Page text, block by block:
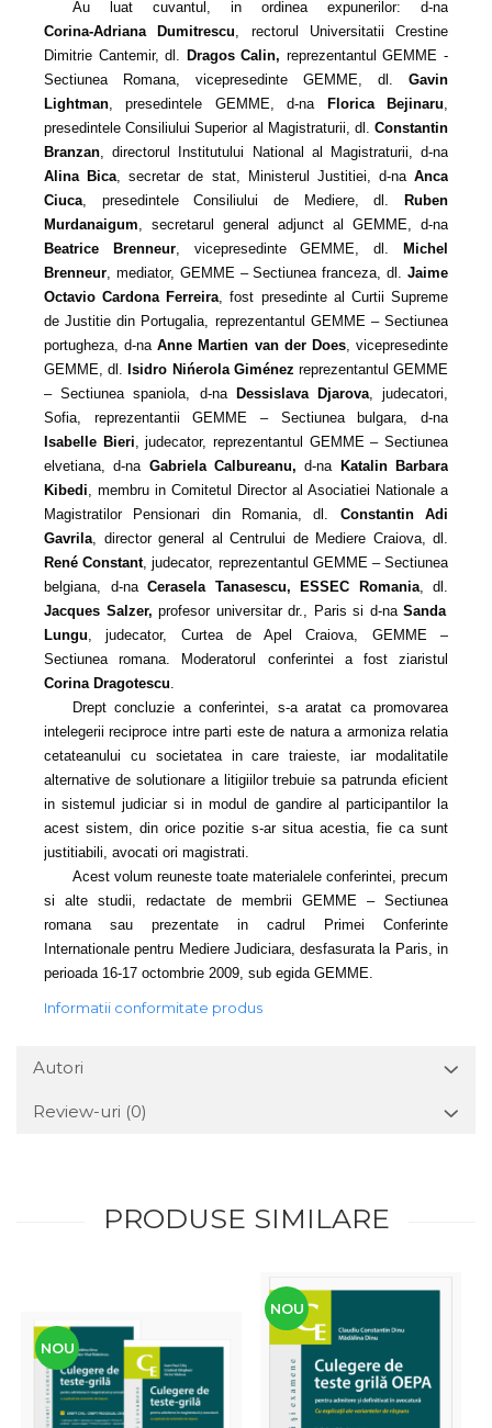
Au luat cuvantul, in ordinea expunerilor: d‑na
Corina‑Adriana Dumitrescu , rectorul Universitatii Crestine
Dimitrie Cantemir, dl.
Dragos Calin, reprezentantul GEMME ‑
Sectiunea Romana, vicepresedinte GEMME, dl. Gavin
Lightman , presedintele GEMME, d‑na Florica Bejinaru
presedintele Consiliului Superior al Magistraturii, dl. Constantin
Branzan , directorul Institutului National al Magistraturii, d‑na
Alina Bica , secretar de stat, Ministerul Justitiei, d‑na Anca
Ciuca , presedintele Consiliului de Mediere, dl.
Ruben
Murdanaigum , secretarul general adjunct al GEMME, d‑na
Beatrice Brenneur, vicepresedinte GEMME, dl.
Michel
Brenneur , mediator, GEMME – Sectiunea franceza, dl.
Jaime
Octavio Cardona Ferreira
fost presedinte al Curtii Supreme
de Justitie din Portugalia, reprezentantul GEMME – Sectiunea
portugheza, d‑naAnne Martien van der Does, vicepresedinte
GEMME, dl.
Isidro Nińerola Giménez reprezentantul GEMME
– Sectiunea spaniola, d‑na
Dessislava Djarova, judecatori,
Sofia, reprezentantii GEMME – Sectiunea bulgara, d‑na
Isabelle Bieri , judecator, reprezentantul GEMME – Sectiunea
elvetiana, d‑na Gabriela Calbureanu,d‑na
Katalin Barbara
Kibedi , membru in Comitetul Director al Asociatiei Nationale a
Magistratilor Pensionari din Romania, dl. Constantin Adi
Gavrila , director general al Centrului de Mediere Craiova, dl.
René Constant, judecator, reprezentantul GEMME – Sectiunea
belgiana, d‑na Cerasela Tanasescu, ESSEC Romania, dl.
Jacques Salzer,profesor universitar dr., Paris si d‑naSanda
Lungu , judecator, Curtea de Apel Craiova, GEMME –
Sectiunea romana. Moderatorul conferintei a fost ziaristul
Corina Dragotescu
Drept concluzie a conferintei, s‑a aratat ca promovarea
intelegerii reciproce intre parti este de natura a armoniza relatia
cetateanului cu societatea in care traieste, iar modalitatile
alternative de solutionare a litigiilor trebuie sa patrunda eficient
in sistemul judiciar si in modul de gandire al participantilor la
acest sistem, din orice pozitie s‑ar situa acestia, fie ca sunt
justitiabili, avocati ori magistrati.
Acest volum reuneste toate materialele conferintei, precum
si alte studii, redactate de membrii GEMME – Sectiunea
romana sau prezentate in cadrul Primei Conferinte
Internationale pentru Mediere Judiciara, desfasurata la Paris, in
perioada 16‑17 octombrie 2009, sub egida GEMME.
Informatii conformitate produs
Autori
Review-uri (0)
PRODUSE SIMILARE
NOU
NOU